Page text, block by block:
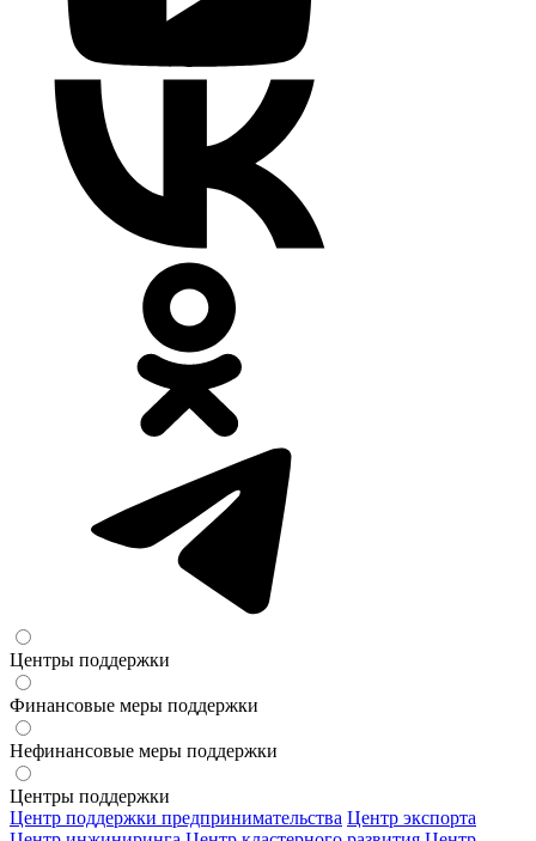
Центры поддержки
Финансовые меры поддержки
Нефинансовые меры поддержки
Центры поддержки
Центр поддержки предпринимательства Центр экспорта